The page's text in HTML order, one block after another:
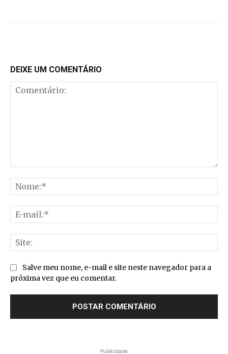
DEIXE UM COMENTÁRIO
Salve meu nome, e-mail e site neste navegador para a
próxima vez que eu comentar.
Publicidade